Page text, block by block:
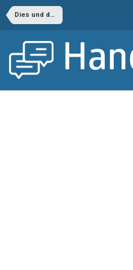
Dies und das